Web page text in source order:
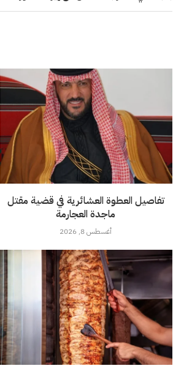
تفاصيل العطوة العشائرية في قضية مقتل
ماجدة العجارمة
أغسطس 8, 2026